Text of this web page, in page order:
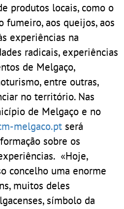
produtos locais, como o
fumeiro, aos queijos, aos
experiências na
radicais, experiências
de Melgaço,
entre outras,
no território. Nas
de Melgaço e no
melgaco.pt será
sobre os
«Hoje,
concelho uma enorme
muitos deles
símbolo da